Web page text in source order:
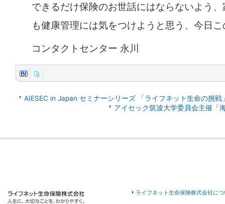
できるだけ保険のお世話にはならないよう
も健康管理には気をつけようと思う、今日
コンタクトセンター 永川
AIESEC in Japan セミナーシリーズ 「ライフネット生命の挑
アイセック筑波大学委員会主催「
ライフネット生命保険株式会社に